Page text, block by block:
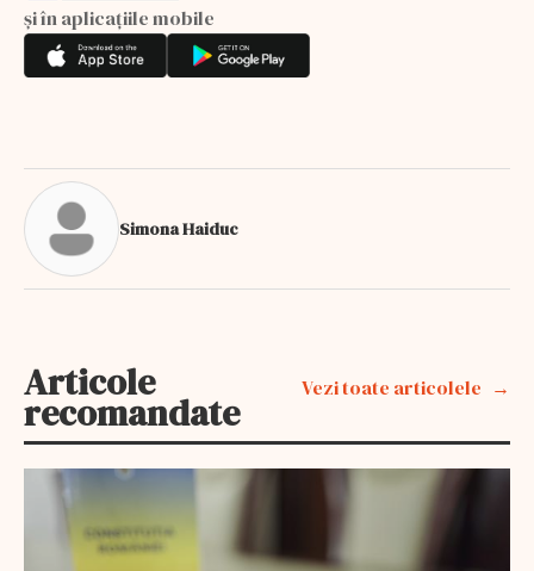
și în aplicațiile mobile
Simona Haiduc
Articole
recomandate
Vezi toate articolele